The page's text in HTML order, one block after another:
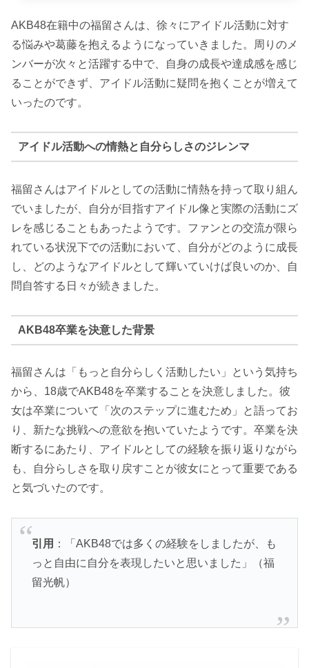
AKB48在籍中の福留さんは、徐々にアイドル活動に対す
る悩みや葛藤を抱えるようになっていきました。周りのメ
ンバーが次々と活躍する中で、自身の成長や達成感を感じ
ることができず、アイドル活動に疑問を抱くことが増えて
いったのです。
アイドル活動への情熱と自分らしさのジレンマ
福留さんはアイドルとしての活動に情熱を持って取り組ん
でいましたが、自分が目指すアイドル像と実際の活動にズ
レを感じることもあったようです。ファンとの交流が限ら
れている状況下での活動において、自分がどのように成長
し、どのようなアイドルとして輝いていけば良いのか、自
問自答する日々が続きました。
AKB48卒業を決意した背景
福留さんは「もっと自分らしく活動したい」という気持ち
から、18歳でAKB48を卒業することを決意しました。彼
女は卒業について「次のステップに進むため」と語ってお
り、新たな挑戦への意欲を抱いていたようです。卒業を決
断するにあたり、アイドルとしての経験を振り返りながら
も、自分らしさを取り戻すことが彼女にとって重要である
と気づいたのです。
引用 ：「AKB48では多くの経験をしましたが、も
っと自由に自分を表現したいと思いました」（福
留光帆）